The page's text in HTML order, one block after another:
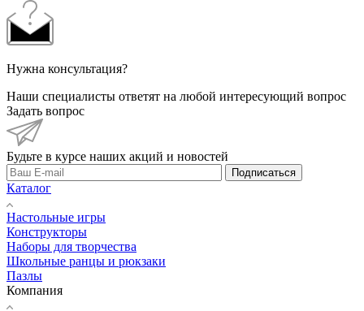
Нужна консультация?
Наши специалисты ответят на любой интересующий вопрос
Задать вопрос
Будьте в курсе наших акций и новостей
Подписаться
Каталог
Настольные игры
Конструкторы
Наборы для творчества
Школьные ранцы и рюкзаки
Пазлы
Компания